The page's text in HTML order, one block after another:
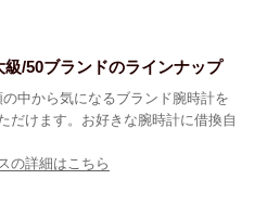
級/50ブランドのラインナップ
の中から気になるブランド腕時計を
だけます。お好きな腕時計に借換自
の詳細はこちら